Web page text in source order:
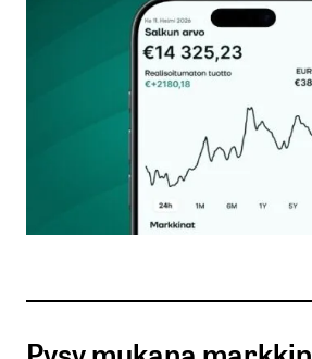
Kommentti*
Nimesi tai nimimerkkisi
Sähköpostiosoitteesi
Tilaa SalkunRakentajan